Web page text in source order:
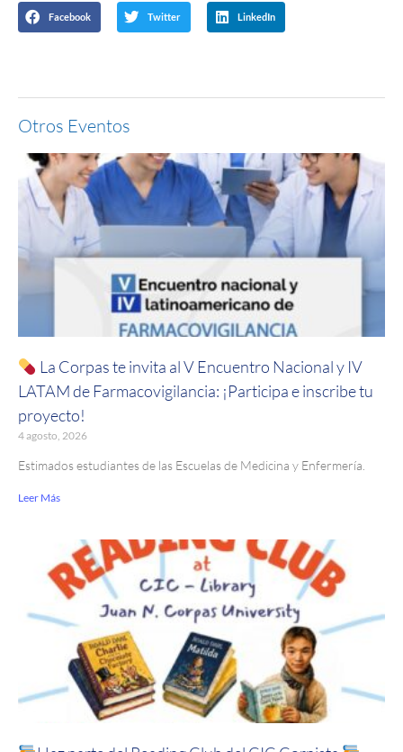
Facebook Twitter LinkedIn
Otros Eventos
La Corpas te invita al V Encuentro Nacional y IV
LATAM de Farmacovigilancia: ¡Participa e inscribe tu
proyecto!
4 agosto, 2026
Estimados estudiantes de las Escuelas de Medicina y Enfermería.
Leer Más